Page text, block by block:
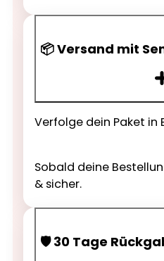
📦 Versand mit
Verfolge dein Paket in
Sobald deine
& sicher.
🛡️ 30 Tage